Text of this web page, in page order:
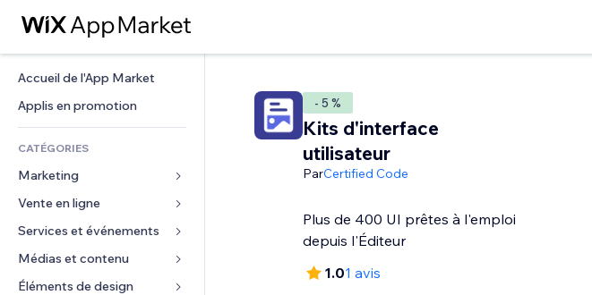
Accueil de l'App Market
Applis en promotion
CATÉGORIES
Marketing
Publicités
Mobile
Données analytiques
Réseaux sociaux
Vente en ligne
Applis pour les boutiques
Expédition et livraison
Boutons Vente
Services et événements
Hôtels
Événements
Médias et contenu
Galerie
Éléments de design
- 5 %
Kits d'interface
utilisateur
ParCertified Code
Plus de 400 UI prêtes à l'emploi
depuis l'Éditeur
1.01 avis